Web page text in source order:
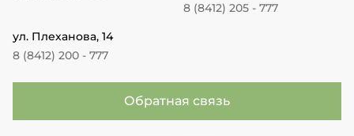
8 (8412) 205 - 777
ул. Плеханова, 14
8 (8412) 200 - 777
Обратная связь